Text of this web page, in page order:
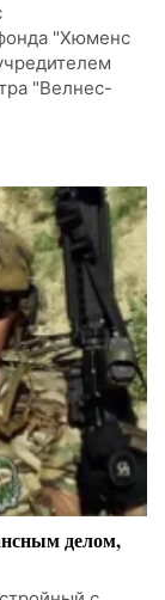
"Хюменс
"Велнес-
делом,